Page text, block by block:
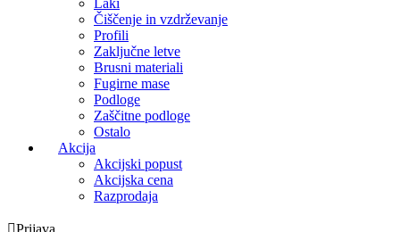
Laki
Čiščenje in vzdrževanje
Profili
Zaključne letve
Brusni materiali
Fugirne mase
Podloge
Zaščitne podloge
Ostalo
Akcija
Akcijski popust
Akcijska cena
Razprodaja
Prijava